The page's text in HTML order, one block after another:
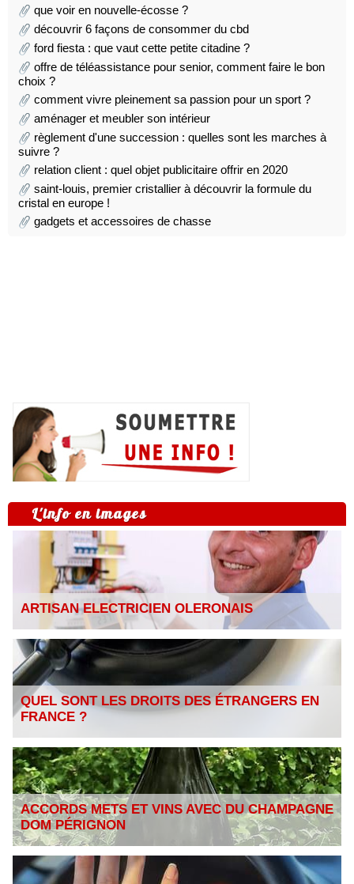
que voir en nouvelle-écosse ?
découvrir 6 façons de consommer du cbd
ford fiesta : que vaut cette petite citadine ?
offre de téléassistance pour senior, comment faire le bon
choix ?
comment vivre pleinement sa passion pour un sport ?
aménager et meubler son intérieur
règlement d'une succession : quelles sont les marches à
suivre ?
relation client : quel objet publicitaire offrir en 2020
saint-louis, premier cristallier à découvrir la formule du
cristal en europe !
gadgets et accessoires de chasse
L'info en images
ARTISAN ELECTRICIEN OLERONAIS
QUEL SONT LES DROITS DES ÉTRANGERS EN
FRANCE ?
ACCORDS METS ET VINS AVEC DU CHAMPAGNE
DOM PÉRIGNON